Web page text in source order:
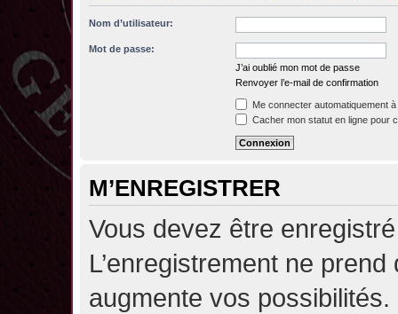
Nom d’utilisateur:
Mot de passe:
J’ai oublié mon mot de passe
Renvoyer l’e-mail de confirmation
Me connecter automatiquement
Cacher mon statut en ligne pour
M’ENREGISTRER
Vous devez être
L’enregistrement ne
augmente vos possibilités.